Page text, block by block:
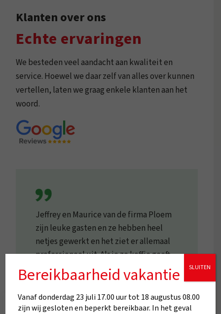
Klanten over ons
Echte ervaringen
We besteden veel aandacht aan kwaliteit en
service. Hoewel we daar zelf van alles over kunnen
vertellen, laten we graag enkele klanten aan het
woord.
Jeffrey en Maurice van de firma Ploem
zijn leuke gasten en ze hebben heel
netjes gewerkt en het ziet er allemaal
professioneel uit. Als je ze koffie geeft
zijn ze niet te stoppen!
Bereikbaarheid vakantie
Vanaf donderdag 23 juli 17.00 uur tot 18 augustus 08.00
zijn wij gesloten en beperkt bereikbaar. In het geval
SLUITEN